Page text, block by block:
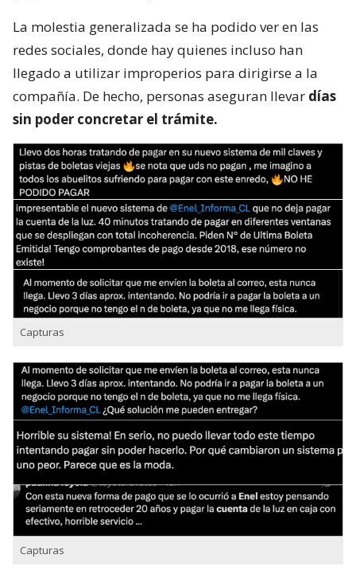
La molestia generalizada se ha podido ver en las
redes sociales, donde hay quienes incluso han
llegado a utilizar improperios para dirigirse a la
compañía. De hecho, personas aseguran llevar días
sin poder concretar el trámite.
Capturas
Capturas